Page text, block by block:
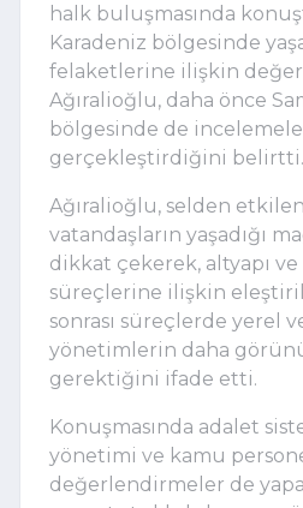
halk buluşmasında
Karadeniz bölgesinde
felaketlerine ilişkin
Ağıralioğlu, daha önce
bölgesinde de
gerçekleştirdiğini belirtti.
Ağıralioğlu, selden
vatandaşların yaşadığı
dikkat çekerek, altyapı
süreçlerine ilişkin
sonrası süreçlerde yerel
yönetimlerin daha
gerektiğini ifade etti.
Konuşmasında adalet
yönetimi ve kamu
değerlendirmeler de